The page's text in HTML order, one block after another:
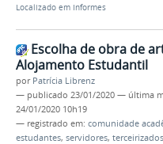
Localizado em Informes
Escolha de obra de
Alojamento Estudantil
por Patrícia Librenz
— publicado 23/01/2020 — última
24/01/2020 10h19
— registrado em: comunidade
estudantes, servidores, terceirizados